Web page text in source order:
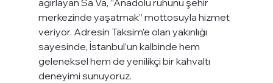
ağırlayan Sa Va, “Anadolu ruhunu şehir
merkezinde yaşatmak” mottosuyla hizmet
veriyor. Adresin Taksim’e olan yakınlığı
sayesinde, İstanbul’un kalbinde hem
geleneksel hem de yenilikçi bir kahvaltı
deneyimi sunuyoruz.